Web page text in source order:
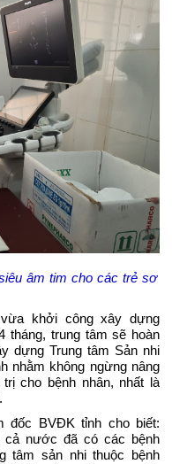
âm tim cho các trẻ sơ
khởi công xây dựng
tháng, trung tâm sẽ hoàn
dựng Trung tâm Sản nhi
nhằm không ngừng nâng
cho bệnh nhân, nhất là
đốc BVĐK tỉnh cho biết:
cả nước đã có các bệnh
tâm sản nhi thuộc bệnh